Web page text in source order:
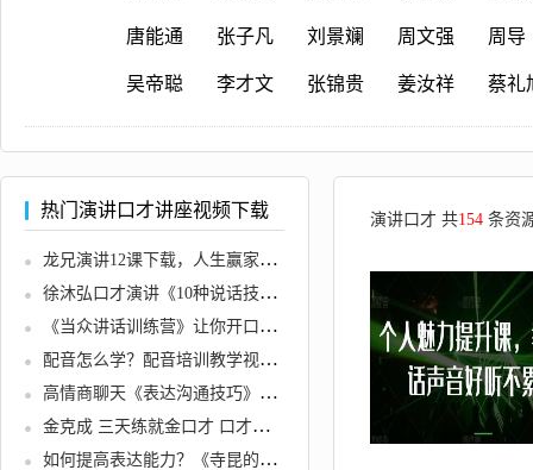
唐能通 张子凡 刘景斓 周文强 周导
吴帝聪 李才文 张锦贵 姜汝祥 蔡礼
热门演讲口才讲座视频下载
龙兄演讲12课下载，人生赢家必备的12堂说话课，演讲口才培训视频
徐沐弘口才演讲《10种说话技巧》让你说话更有逻辑
《当众讲话训练营》让你开口就能说重点，50个场景模板+200个价值感提升金句
配音怎么学？配音培训教学视频教程，教你从零开始学配音
高情商聊天《表达沟通技巧》让你说话更好听
金克成 三天练就金口才 口才训练秘技 成功口才培训技巧视频教程
如何提高表达能力？《寺昆的321表达法》15万人都学过的职场表达课
演讲口才 共154 条资